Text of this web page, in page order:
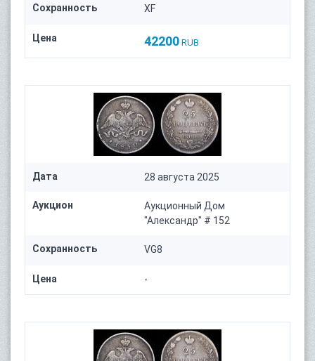
Сохранность XF
Цена 42200 RUB
Дата 28 августа 2025
Аукцион
Аукционный Дом
"Александр" # 152
Сохранность VG8
Цена -